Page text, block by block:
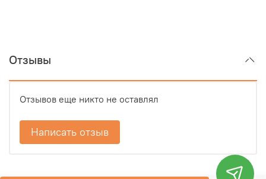
Отзывы
Отзывов еще никто не оставлял
Написать отзыв